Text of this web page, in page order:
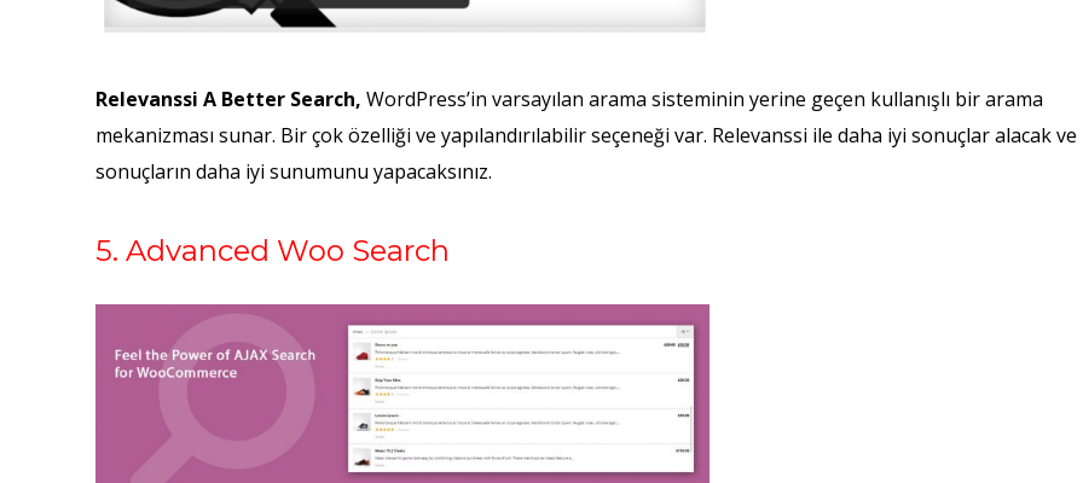
Relevanssi A Better Search, WordPress’in varsayılan arama sisteminin yerine geçen kullanışlı bir arama
mekanizması sunar. Bir çok özelliği ve yapılandırılabilir seçeneği var. Relevanssi ile daha iyi sonuçlar alacak ve
sonuçların daha iyi sunumunu yapacaksınız.
5. Advanced Woo Search